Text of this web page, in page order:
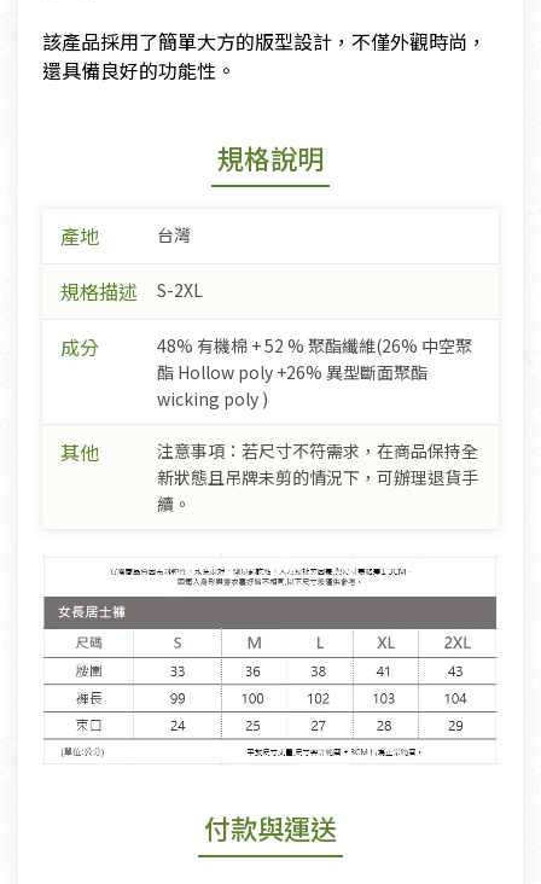
​該產品採用了簡單大方的版型設計，不僅外觀時尚，
還具備良好的功能性。
規格說明
產地 台灣
規格描述 S-2XL
成分
48% 有機棉 + 52 % 聚酯纖維(26% 中空聚
酯 Hollow poly +26% 異型斷面聚酯
wicking poly )
其他
注意事項：若尺寸不符需求，在商品保持全
新狀態且吊牌未剪的情況下，可辦理退貨手
續。
付款與運送